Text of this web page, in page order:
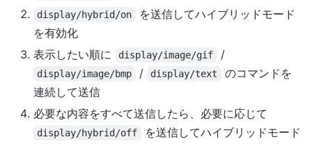
display/hybrid/on
を送信してハイブリッドモード
を有効化
表示したい順に
display/image/gif /
display/image/bmp / display/text
のコマンドを
連続して送信
必要な内容をすべて送信したら、必要に応じて
display/hybrid/off
を送信してハイブリッドモード